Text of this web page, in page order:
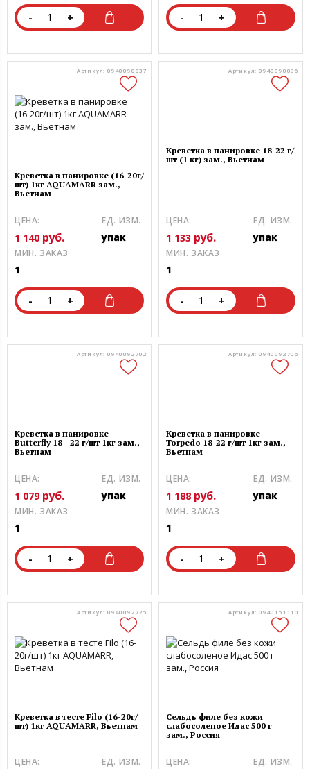
- + - +
Артикул: 0940090037
Креветка в панировке (16-20г/
шт) 1кг AQUAMARR зам.,
Вьетнам
ЦЕНА:
1 140 руб. упак
ЕД. ИЗМ.
1
МИН. ЗАКАЗ
- +
Артикул: 0940090036
Креветка в панировке 18-22 г/
шт (1 кг) зам., Вьетнам
ЦЕНА:
1 133 руб. упак
ЕД. ИЗМ.
1
МИН. ЗАКАЗ
- +
Артикул: 0940092702
Креветка в панировке
Butterfly 18 - 22 г/шт 1кг зам.,
Вьетнам
ЦЕНА:
1 079 руб. упак
ЕД. ИЗМ.
1
МИН. ЗАКАЗ
- +
Артикул: 0940092706
Креветка в панировке
Torpedo 18-22 г/шт 1кг зам.,
Вьетнам
ЦЕНА:
1 188 руб. упак
ЕД. ИЗМ.
1
МИН. ЗАКАЗ
- +
Артикул: 0940092725
Креветка в тесте Filo (16-20г/
шт) 1кг AQUAMARR, Вьетнам
ЦЕНА: ЕД. ИЗМ.
Артикул: 0940151110
Сельдь филе без кожи
слабосоленое Идас 500 г
зам., Россия
ЦЕНА: ЕД. ИЗМ.